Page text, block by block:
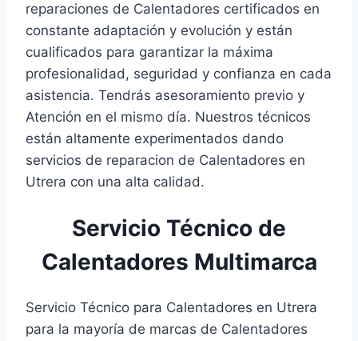
reparaciones de Calentadores certificados en
constante adaptación y evolución y están
cualificados para garantizar la máxima
profesionalidad, seguridad y confianza en cada
asistencia. Tendrás asesoramiento previo y
Atención en el mismo día. Nuestros técnicos
están altamente experimentados dando
servicios de reparacion de Calentadores en
Utrera con una alta calidad.
Servicio Técnico de
Calentadores Multimarca
Servicio Técnico para Calentadores en Utrera
para la mayoría de marcas de Calentadores